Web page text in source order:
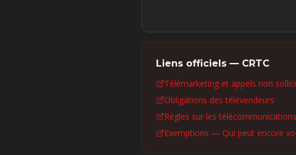
Liens officiels — CRTC
Télémarketing et appels non
Obligations des télévendeurs
Règles sur les
Exemptions — Qui peut encore